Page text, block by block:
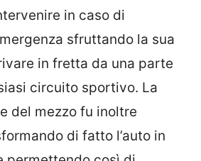
in caso di
sfruttando la sua
in fretta da una parte
circuito sportivo. La
del mezzo fu inoltre
di fatto l’auto in